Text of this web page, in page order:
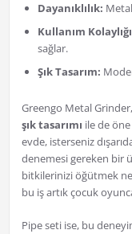
Dayanıklılık:
Kullanım
sağlar.
Şık Tasarım:
Greengo Metal
şık tasarımı ile de
evde, isterseniz
denemesi gereken bir
bitkilerinizi öğütmek
bu iş artık çocuk
Pipe seti ise, bu